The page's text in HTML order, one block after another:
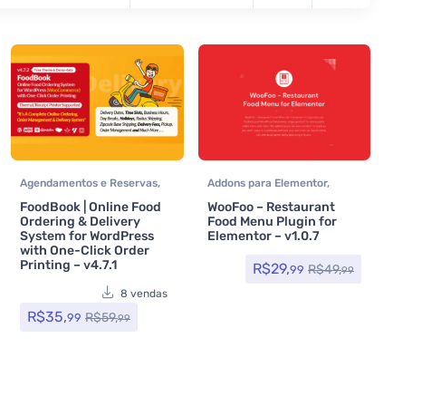
Agendamentos e Reservas,
Assinatura, CodeCanyon
Delivery, Plugins Plugins
Wocoomerce , Todos os itens
FoodBook | Online Food
Ordering & Delivery
System for WordPress
with One-Click Order
Printing – v4.7.1
8 vendas
R$35,99 R$59,99
Addons para Elementor,
Assinatura
Plugins
WooFoo – Restaurant
Food Menu Plugin for
Elementor – v1.0.7
R$29,99 R$49,99